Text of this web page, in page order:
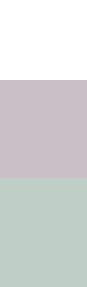
Warenkorb